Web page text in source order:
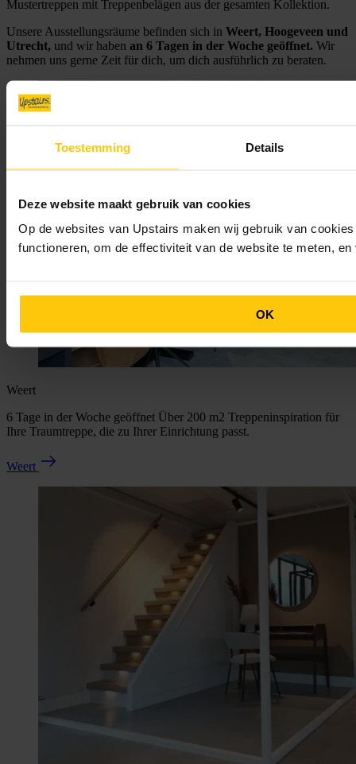
Toestemming Details
Deze website maakt gebruik van cookies
Op de websites van Upstairs maken wij gebruik van
functioneren, om de effectiviteit van de website te meten,
OK
Mustertreppen mit Treppenbelägen aus der gesamten Kollektion.
Unsere Ausstellungsräume befinden sich in Weert, Hoogeveen und
Utrecht, und wir haben an 6 Tagen in der Woche geöffnet. Wir
nehmen uns gerne Zeit für dich, um dich ausführlich zu beraten.
Weert
6 Tage in der Woche geöffnet Über 200 m2 Treppeninspiration für
Ihre Traumtreppe, die zu Ihrer Einrichtung passt.
Weert